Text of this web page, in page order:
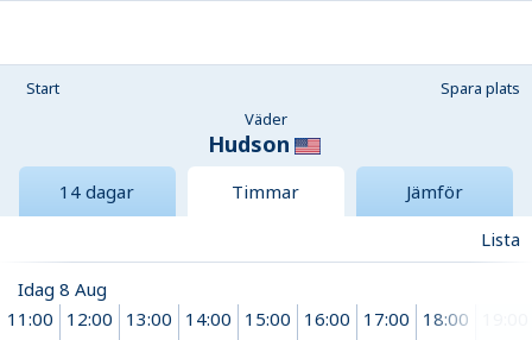
Start
Spara plats
Väder
Hudson
14 dagar Timmar
Jämför
Lista
Idag 8 Aug
11:00
12:00 13:00 14:00 15:00 16:00 17:00 18:00